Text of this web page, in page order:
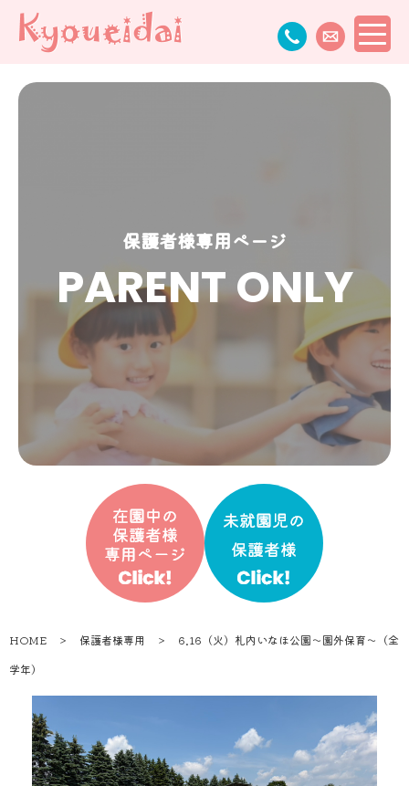
保護者様専用ページ
PARENT ONLY
HOME ＞ 保護者様専用 ＞ 6.16（火）札内いなほ公園〜園外保育〜（全
学年）